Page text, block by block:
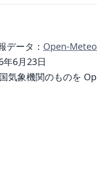
データ： Open-Meteo
6月23日
気象機関のものを